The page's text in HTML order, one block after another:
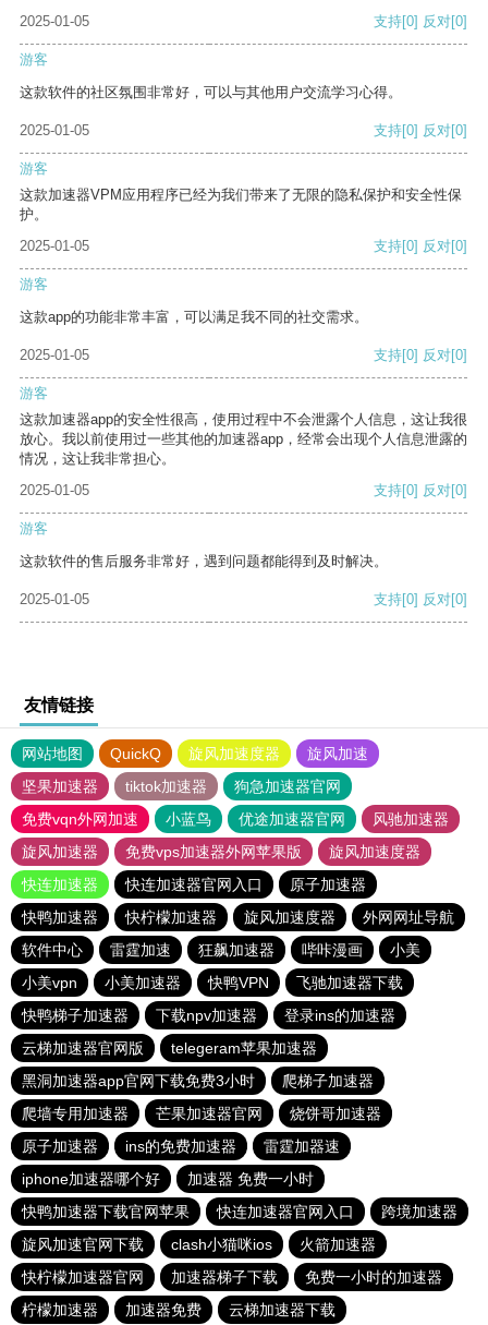
2025-01-05
支持[0] 反对[0]
游客
这款软件的社区氛围非常好，可以与其他用户交流学习心得。
2025-01-05 支持[0] 反对[0]
游客
这款加速器VPM应用程序已经为我们带来了无限的隐私保护和安全性保
护。
2025-01-05
支持[0] 反对[0]
游客
这款app的功能非常丰富，可以满足我不同的社交需求。
2025-01-05 支持[0] 反对[0]
游客
这款加速器app的安全性很高，使用过程中不会泄露个人信息，这让我很
放心。我以前使用过一些其他的加速器app，经常会出现个人信息泄露的
情况，这让我非常担心。
2025-01-05
支持[0] 反对[0]
游客
这款软件的售后服务非常好，遇到问题都能得到及时解决。
2025-01-05 支持[0] 反对[0]
友情链接
网站地图 QuickQ 旋风加速度器
旋风加速
坚果加速器
tiktok加速器
狗急加速器官网
免费vqn外网加速
小蓝鸟 优途加速器官网
风驰加速器
旋风加速器
免费vps加速器外网苹果版
旋风加速度器
快连加速器
快连加速器官网入口
原子加速器
快鸭加速器
快柠檬加速器 旋风加速度器
外网网址导航
软件中心
雷霆加速 狂飙加速器 哔咔漫画
小美
小美vpn
小美加速器 快鸭VPN
飞驰加速器下载
快鸭梯子加速器
下载npv加速器
登录ins的加速器
云梯加速器官网版
telegeram苹果加速器
黑洞加速器app官网下载免费3小时
爬梯子加速器
爬墙专用加速器
芒果加速器官网
烧饼哥加速器
原子加速器
ins的免费加速器
雷霆加器速
iphone加速器哪个好
加速器 免费一小时
快鸭加速器下载官网苹果
快连加速器官网入口
跨境加速器
旋风加速官网下载
clash小猫咪ios
火箭加速器
快柠檬加速器官网
加速器梯子下载
免费一小时的加速器
柠檬加速器
加速器免费 云梯加速器下载